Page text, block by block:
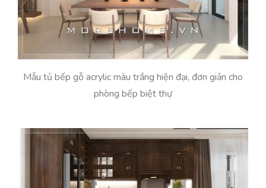
Mẫu tủ bếp gỗ acrylic màu trắng hiện đại, đơn giản cho
phòng bếp biệt thự